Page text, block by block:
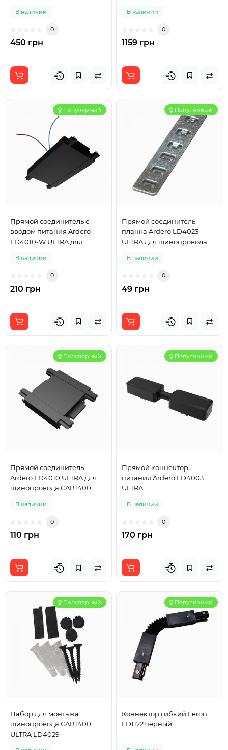
В наличии
0
450 грн
В наличии
0
1159 грн
Популярный
Прямой соединитель с
вводом питания Ardero
LD4010-W ULTRA для
В наличии
0
210 грн
Популярный
Прямой соединитель
планка Ardero LD4023
ULTRA для шинопровода
В наличии
0
49 грн
Популярный
Прямой соединитель
Ardero LD4010 ULTRA для
шинопровода CAB1400
В наличии
0
110 грн
Популярный
Прямой коннектор
питания Ardero LD4003
ULTRA
В наличии
0
170 грн
Популярный
Набор для монтажа
шинопровода CAB1400
ULTRA LD4029
Популярный
Коннектор гибкий Feron
LD1122 черный